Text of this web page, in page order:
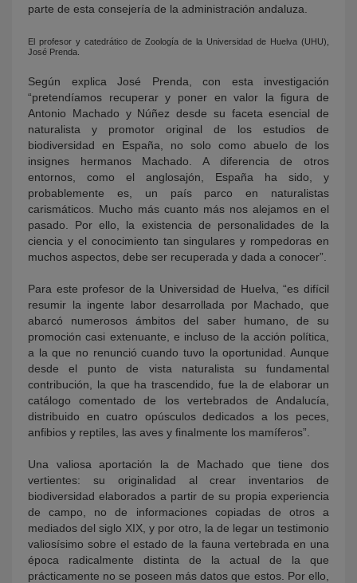
parte de esta consejería de la administración andaluza.
El profesor y catedrático de Zoología de la Universidad de Huelva (UHU),
José Prenda.
Según explica José Prenda, con esta investigación
“pretendíamos recuperar y poner en valor la figura de
Antonio Machado y Núñez desde su faceta esencial de
naturalista y promotor original de los estudios de
biodiversidad en España, no solo como abuelo de los
insignes hermanos Machado. A diferencia de otros
entornos, como el anglosajón, España ha sido, y
probablemente es, un país parco en naturalistas
carismáticos. Mucho más cuanto más nos alejamos en el
pasado. Por ello, la existencia de personalidades de la
ciencia y el conocimiento tan singulares y rompedoras en
muchos aspectos, debe ser recuperada y dada a conocer”.
Para este profesor de la Universidad de Huelva, “es difícil
resumir la ingente labor desarrollada por Machado, que
abarcó numerosos ámbitos del saber humano, de su
promoción casi extenuante, e incluso de la acción política,
a la que no renunció cuando tuvo la oportunidad. Aunque
desde el punto de vista naturalista su fundamental
contribución, la que ha trascendido, fue la de elaborar un
catálogo comentado de los vertebrados de Andalucía,
distribuido en cuatro opúsculos dedicados a los peces,
anfibios y reptiles, las aves y finalmente los mamíferos”.
Una valiosa aportación la de Machado que tiene dos
vertientes: su originalidad al crear inventarios de
biodiversidad elaborados a partir de su propia experiencia
de campo, no de informaciones copiadas de otros a
mediados del siglo XIX, y por otro, la de legar un testimonio
valiosísimo sobre el estado de la fauna vertebrada en una
época radicalmente distinta de la actual de la que
prácticamente no se poseen más datos que estos. Por ello,